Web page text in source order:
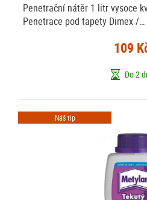
Penetrační nátěr 1 litr vysoce
Penetrace pod tapety Dimex /…
109
Do 2
Náš tip